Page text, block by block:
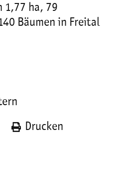
1,77 ha, 79
Bäumen in Freital
Drucken